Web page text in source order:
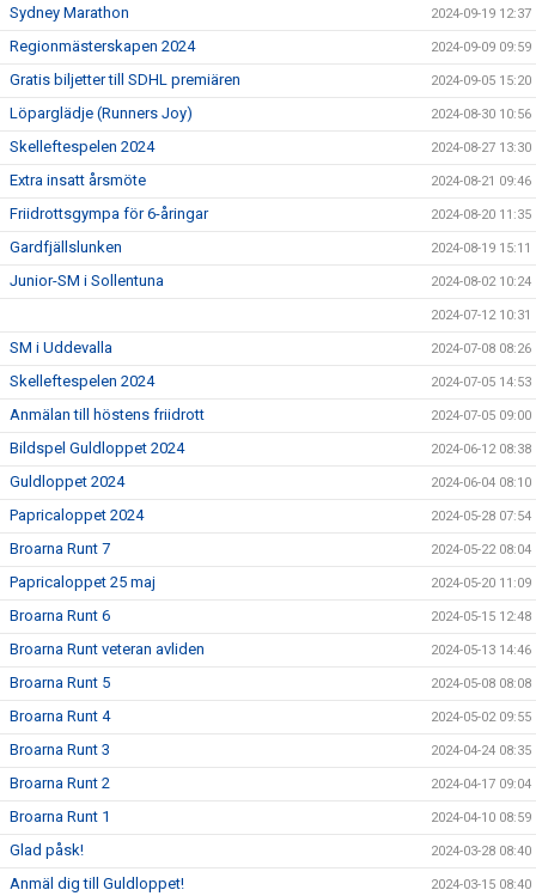
Sydney Marathon 2024-09-19 12:37
Regionmästerskapen 2024 2024-09-09 09:59
Gratis biljetter till SDHL premiären 2024-09-05 15:20
Löparglädje (Runners Joy) 2024-08-30 10:56
Skelleftespelen 2024 2024-08-27 13:30
Extra insatt årsmöte 2024-08-21 09:46
Friidrottsgympa för 6-åringar 2024-08-20 11:35
Gardfjällslunken 2024-08-19 15:11
Junior-SM i Sollentuna 2024-08-02 10:24
2024-07-12 10:31
SM i Uddevalla 2024-07-08 08:26
Skelleftespelen 2024 2024-07-05 14:53
Anmälan till höstens friidrott 2024-07-05 09:00
Bildspel Guldloppet 2024 2024-06-12 08:38
Guldloppet 2024 2024-06-04 08:10
Papricaloppet 2024 2024-05-28 07:54
Broarna Runt 7 2024-05-22 08:04
Papricaloppet 25 maj 2024-05-20 11:09
Broarna Runt 6 2024-05-15 12:48
Broarna Runt veteran avliden 2024-05-13 14:46
Broarna Runt 5 2024-05-08 08:08
Broarna Runt 4 2024-05-02 09:55
Broarna Runt 3 2024-04-24 08:35
Broarna Runt 2 2024-04-17 09:04
Broarna Runt 1 2024-04-10 08:59
Glad påsk! 2024-03-28 08:40
Anmäl dig till Guldloppet! 2024-03-15 08:40